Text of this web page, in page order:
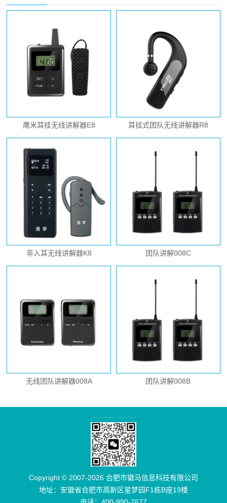
鹰米耳挂无线讲解器E8 耳挂式团队无线讲解器R8
非入耳无线讲解器K8 团队讲解008C
无线团队讲解器008A 团队讲解008B
Copyright © 2007-2026 合肥市徽马信息科技有限公司
地址：安徽省合肥市高新区星梦园F1栋B座19楼